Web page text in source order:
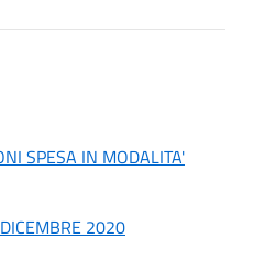
SPESA IN MODALITA'
2020